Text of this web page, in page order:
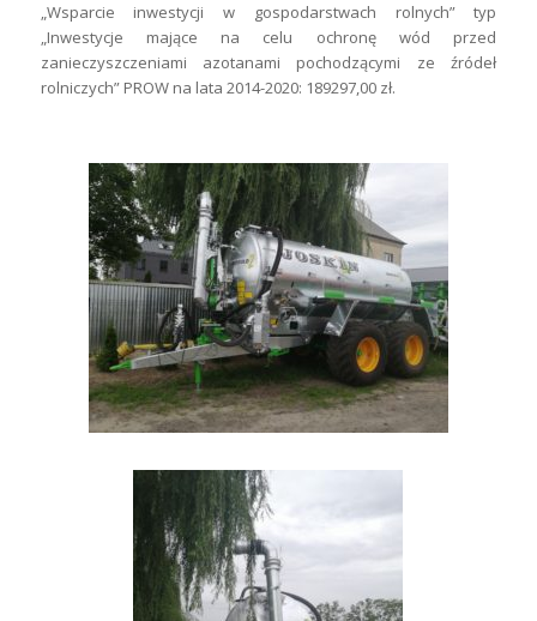
„Wsparcie inwestycji w gospodarstwach rolnych” typ
„Inwestycje mające na celu ochronę wód przed
zanieczyszczeniami azotanami pochodzącymi ze źródeł
rolniczych” PROW na lata 2014-2020: 189297,00 zł.